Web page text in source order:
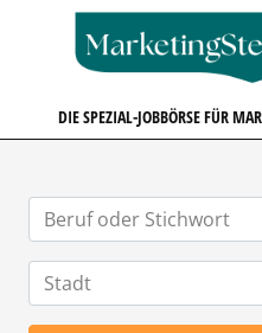
DIE SPEZIAL-JOBBÖRSE FÜR